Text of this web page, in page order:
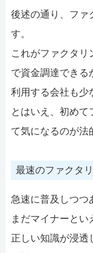
後述の通り、ファ
す。
これがファクタリ
で資金調達できる
利用する会社も少
とはいえ、初めて
て気になるのが法
最速のファクタ
急速に普及しつつ
まだマイナーとい
正しい知識が浸透